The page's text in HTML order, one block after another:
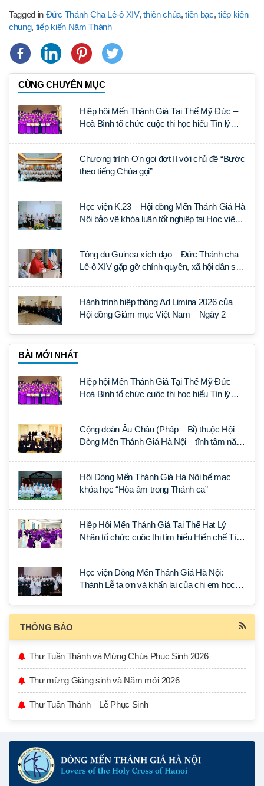
Tagged in Đức Thánh Cha Lê-ô XIV,thiên chúa,tiền bạc,tiếp kiến
chung, tiếp kiến Năm Thánh
CÙNG CHUYÊN MỤC
Hiệp hội Mến Thánh Giá Tại Thế Mỹ Đức –
Hoà Bình tổ chức cuộc thi học hiểu Tín lý
Chương trình Ơn gọi đợt II với chủ đề “Bước
theo tiếng Chúa gọi”
Học viện K.23 – Hội dòng Mến Thánh Giá Hà
Nội bảo vệ khóa luận tốt nghiệp tại Học viện
Tông du Guinea xích đạo – Đức Thánh cha
Lê-ô XIV gặp gỡ chính quyền, xã hội dân sự
Hành trình hiệp thông Ad Limina 2026 của
Hội đồng Giám mục Việt Nam – Ngày 2
BÀI MỚI NHẤT
Hiệp hội Mến Thánh Giá Tại Thế Mỹ Đức –
Hoà Bình tổ chức cuộc thi học hiểu Tín lý
Cộng đoàn Âu Châu (Pháp – Bỉ) thuộc Hội
Dòng Mến Thánh Giá Hà Nội – tĩnh tâm năm
Hội Dòng Mến Thánh Giá Hà Nội bế mạc
khóa học “Hòa âm trong Thánh ca”
Hiệp Hội Mến Thánh Giá Tại Thế Hạt Lý
Nhân tổ chức cuộc thi tìm hiểu Hiến chế Tín
Học viện Dòng Mến Thánh Giá Hà Nội:
Thánh Lễ tạ ơn và khấn lại của chị em học
THÔNG BÁO
Thư Tuần Thánh và Mừng Chúa Phục Sinh 2026
Thư mừng Giáng sinh và Năm mới 2026
Thư Tuần Thánh – Lễ Phục Sinh